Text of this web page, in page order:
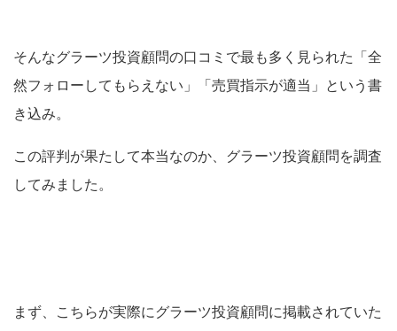
そんなグラーツ投資顧問の口コミで最も多く見られた「全
然フォローしてもらえない」「売買指示が適当」という書
き込み。
この評判が果たして本当なのか、グラーツ投資顧問を調査
してみました。
まず、こちらが実際にグラーツ投資顧問に掲載されていた